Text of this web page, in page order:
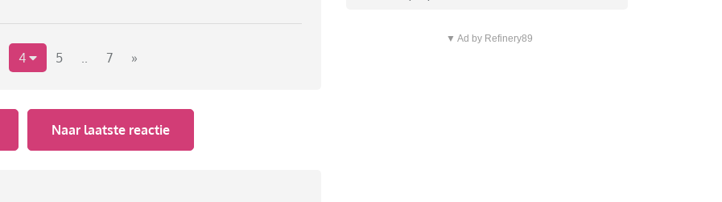
4 5 .. 7 »
Naar laatste reactie
▼ Ad by Refinery89